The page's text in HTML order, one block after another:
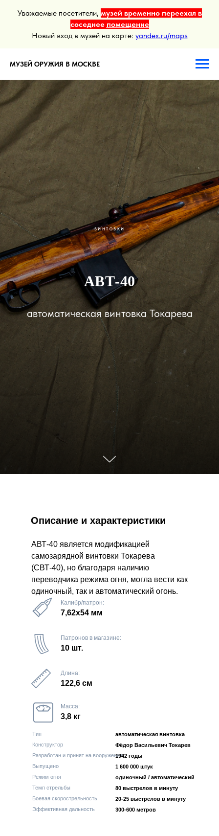
Уважаемые посетители, музей временно переехал в
соседнее помещение
Новый вход в музей на карте: yandex.ru/maps
МУЗЕЙ ОРУЖИЯ В МОСКВЕ
ВИНТОВКИ
АВТ-40
автоматическая винтовка Токарева
АВТ-40 является модификацией
самозарядной винтовки Токарева
(СВТ-40), но благодаря наличию
переводчика режима огня, могла вести как
одиночный, так и автоматический огонь.
Описание и характеристики
Калибр/патрон:
Патронов в магазине:
7,62х54 мм
10 шт.
Длина:
Масса:
122,6 см
3,8 кг
Тип
Конструктор
Разработан и принят на вооружение
Выпущено
Режим огня
Темп стрельбы
Боевая скорострельность
Эффективная дальность
автоматическая винтовка
Фёдор Васильевич Токарев
1942 годы
1 600 000 штук
одиночный / автоматический
80 выстрелов в минуту
20-25 выстрелов в минуту
300-600 метров